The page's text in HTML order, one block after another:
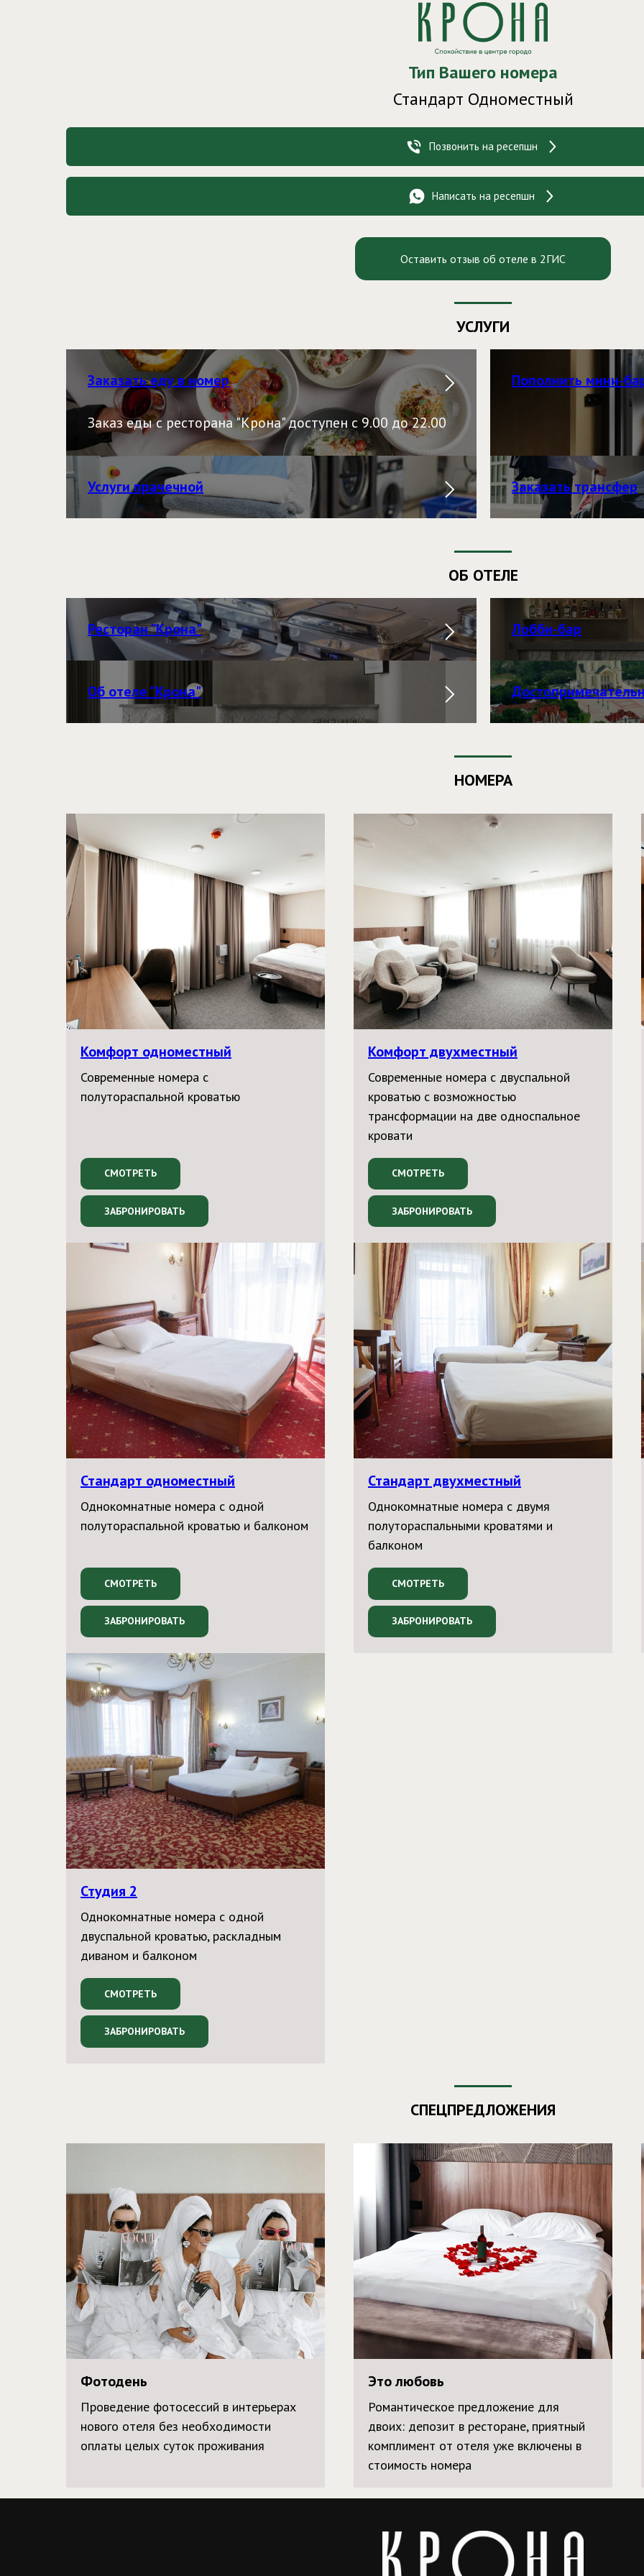
Здравствуйте!
Ваш номер- 755
Тип Вашего номера
Стандарт Одноместный
Позвонить на ресепшн
Написать на ресепшн
Оставить отзыв об отеле в 2ГИС
УСЛУГИ
Заказать еду в номер
Заказ еды с ресторана "Крона" доступен с 9.00 до 22.00
Пополнить мини-
Услуги прачечной Заказать трансфер
ОБ ОТЕЛЕ
Ресторан "Крона" Лобби-бар
Об отеле "Крона"
НОМЕРА
Комфорт одноместный
Современные номера с
полутораспальной кроватью
СМОТРЕТЬ
ЗАБРОНИРОВАТЬ
Комфорт двухместный
Современные номера с двуспальной
кроватью с возможностью
трансформации на две односпальное
кровати
СМОТРЕТЬ
ЗАБРОНИРОВАТЬ
Стандарт одноместный
Однокомнатные номера с одной
полутораспальной кроватью и балконом
СМОТРЕТЬ
ЗАБРОНИРОВАТЬ
Стандарт двухместный
Однокомнатные номера с двумя
полутораспальными кроватями и
балконом
СМОТРЕТЬ
ЗАБРОНИРОВАТЬ
Студия 2
Однокомнатные номера с одной
двуспальной кроватью, раскладным
диваном и балконом
СМОТРЕТЬ
ЗАБРОНИРОВАТЬ
СПЕЦПРЕДЛОЖЕНИЯ
Фотодень
Проведение фотосессий в интерьерах
нового отеля без необходимости
оплаты целых суток проживания
Это любовь
Романтическое предложение для
двоих: депозит в ресторане, приятный
комплимент от отеля уже включены в
стоимость номера